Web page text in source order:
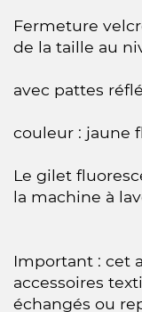
Fermeture
de la taille au
avec pattes
couleur : jaune
Le gilet
la machine à
Important : cet
accessoires
échangés ou